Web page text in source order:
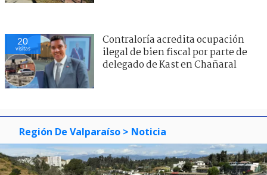
20
visitas
Contraloría acredita ocupación
ilegal de bien fiscal por parte de
delegado de Kast en Chañaral
Región De Valparaíso > Noticia